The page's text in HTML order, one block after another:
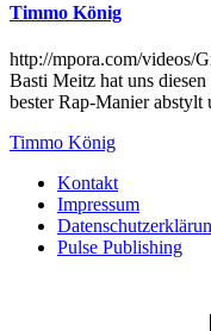
Timmo König
http://mpora.com/videos/
Basti Meitz hat uns
bester Rap-Manier abstylt
Timmo König
Kontakt
Impressum
Pulse Publishing